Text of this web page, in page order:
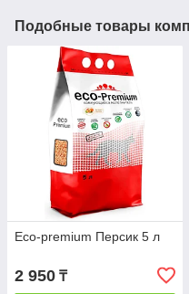
Подобные товары
Eco-premium Персик 5 л
2 950 ₸